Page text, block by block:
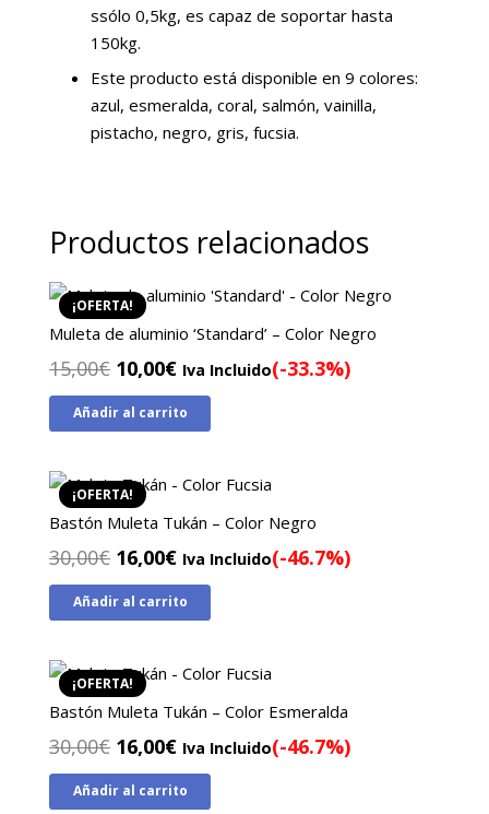
ssólo 0,5kg, es capaz de soportar hasta
150kg.
Este producto está disponible en 9 colores:
azul, esmeralda, coral, salmón, vainilla,
pistacho, negro, gris, fucsia.
Productos relacionados
¡OFERTA!
Muleta de aluminio ‘Standard’ – Color Negro
15,00€ El
precio
original
15,00€.
10,00€El
precio
actual
10,00€.
Iva Incluido(-33.3%)
Añadir al carrito
¡OFERTA!
Bastón Muleta Tukán – Color Negro
30,00€ El
precio
original
30,00€.
16,00€El
precio
actual
16,00€.
Iva Incluido(-46.7%)
Añadir al carrito
¡OFERTA!
Bastón Muleta Tukán – Color Esmeralda
30,00€ El
precio
original
16,00€El
precio
actual
Iva Incluido(-46.7%)
Añadir al carrito